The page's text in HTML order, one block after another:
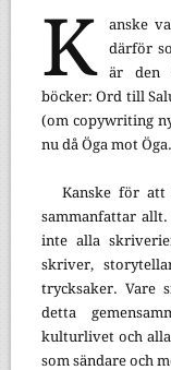
K
anske
därför
är den
böcker: Ord till
(om copywriting
nu då Öga mot Öga.
Kanske för att
sammanfattar
inte alla
skriver,
trycksaker. Vare
detta
kulturlivet och
som sändare och